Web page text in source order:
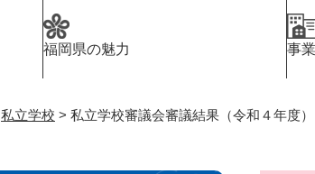
福岡県の魅力 事
私立学校 > 私立学校審議会審議結果（令和４年度）